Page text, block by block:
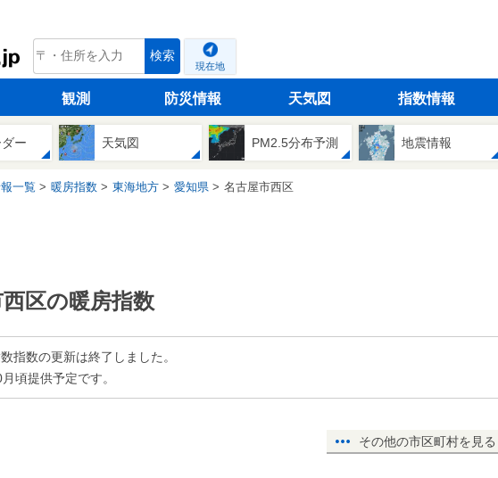
tenki.jp 検索
現在地
観測 防災情報 天気図 指数情報
ー 天気図 PM2.5分布予測 地震情報
一覧 暖房指数 東海地方 愛知県 名古屋市西区
区の暖房指数
指数の更新は終了しました。
頃提供予定です。
その他の市区町村を見る